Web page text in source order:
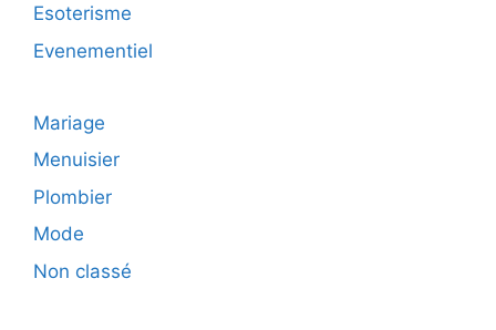
Esoterisme
Evenementiel
Mariage
Menuisier
Plombier
Mode
Non classé